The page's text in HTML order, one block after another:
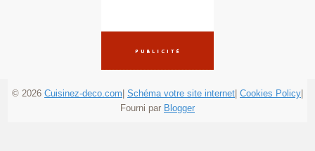
© 2026 Cuisinez-deco.com Schéma votre site internet Cookies Policy
Fourni par Blogger